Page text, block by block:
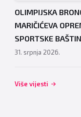
OLIMPIJSKA
MARIČIĆEVA
SPORTSKE
31. srpnja 2026.
Više vijesti